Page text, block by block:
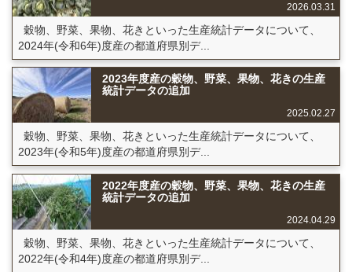
2026.03.31
穀物、野菜、果物、花きといった生産統計データについて、
2024年(令和6年)度産の都道府県別デ...
2023年度産の穀物、野菜、果物、花きの生産
統計データの追加
2025.02.27
穀物、野菜、果物、花きといった生産統計データについて、
2023年(令和5年)度産の都道府県別デ...
2022年度産の穀物、野菜、果物、花きの生産
統計データの追加
2024.04.29
穀物、野菜、果物、花きといった生産統計データについて、
2022年(令和4年)度産の都道府県別デ...